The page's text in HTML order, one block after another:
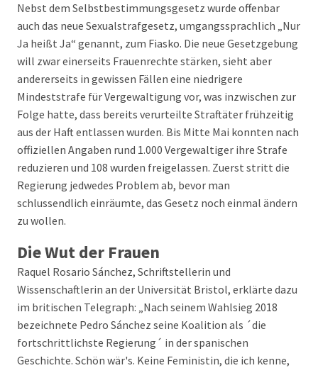
Nebst dem Selbstbestimmungsgesetz wurde offenbar
auch das neue Sexualstrafgesetz, umgangssprachlich „Nur
Ja heißt Ja“ genannt, zum Fiasko. Die neue Gesetzgebung
will zwar einerseits Frauenrechte stärken, sieht aber
andererseits in gewissen Fällen eine niedrigere
Mindeststrafe für Vergewaltigung vor, was inzwischen zur
Folge hatte, dass bereits verurteilte Straftäter frühzeitig
aus der Haft entlassen wurden. Bis Mitte Mai konnten nach
offiziellen Angaben rund 1.000 Vergewaltiger ihre Strafe
reduzieren und 108 wurden freigelassen. Zuerst stritt die
Regierung jedwedes Problem ab, bevor man
schlussendlich einräumte, das Gesetz noch einmal ändern
zu wollen.
Die Wut der Frauen
Raquel Rosario Sánchez, Schriftstellerin und
Wissenschaftlerin an der Universität Bristol, erklärte dazu
im britischen Telegraph: „Nach seinem Wahlsieg 2018
bezeichnete Pedro Sánchez seine Koalition als ´die
fortschrittlichste Regierung´ in der spanischen
Geschichte. Schön wär's. Keine Feministin, die ich kenne,